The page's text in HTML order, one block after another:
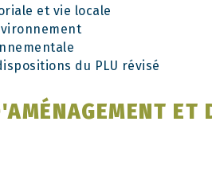
et vie locale
du PLU révisé
ET